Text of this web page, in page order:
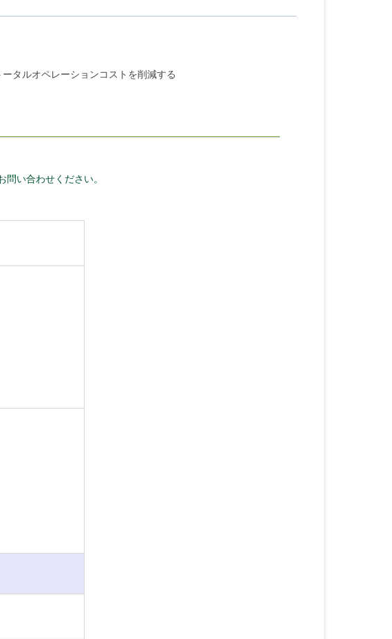
タルオペレーションコストを削減する
い合わせください。